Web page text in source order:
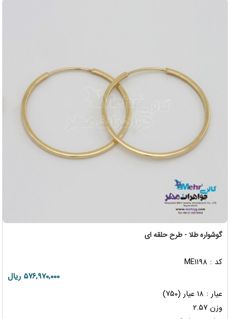
گوشواره طلا - طرح حلقه ای
کد : ME۱۱۹۸
۵۷۶,۹۷۰,۰۰۰ ریال
عیار : ۱۸ عیار (۷۵۰)
وزن ۲.۵۷